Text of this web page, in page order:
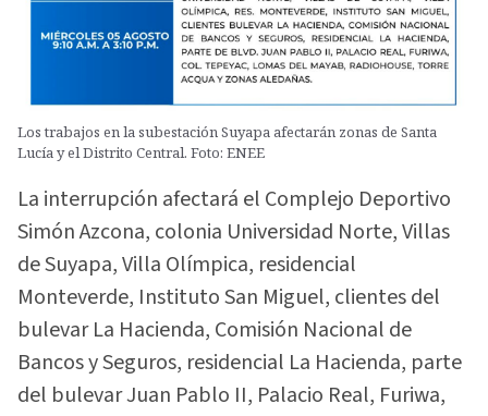
Los trabajos en la subestación Suyapa afectarán zonas de Santa
Lucía y el Distrito Central. Foto: ENEE
La interrupción afectará el Complejo Deportivo
Simón Azcona, colonia Universidad Norte, Villas
de Suyapa, Villa Olímpica, residencial
Monteverde, Instituto San Miguel, clientes del
bulevar La Hacienda, Comisión Nacional de
Bancos y Seguros, residencial La Hacienda, parte
del bulevar Juan Pablo II, Palacio Real, Furiwa,